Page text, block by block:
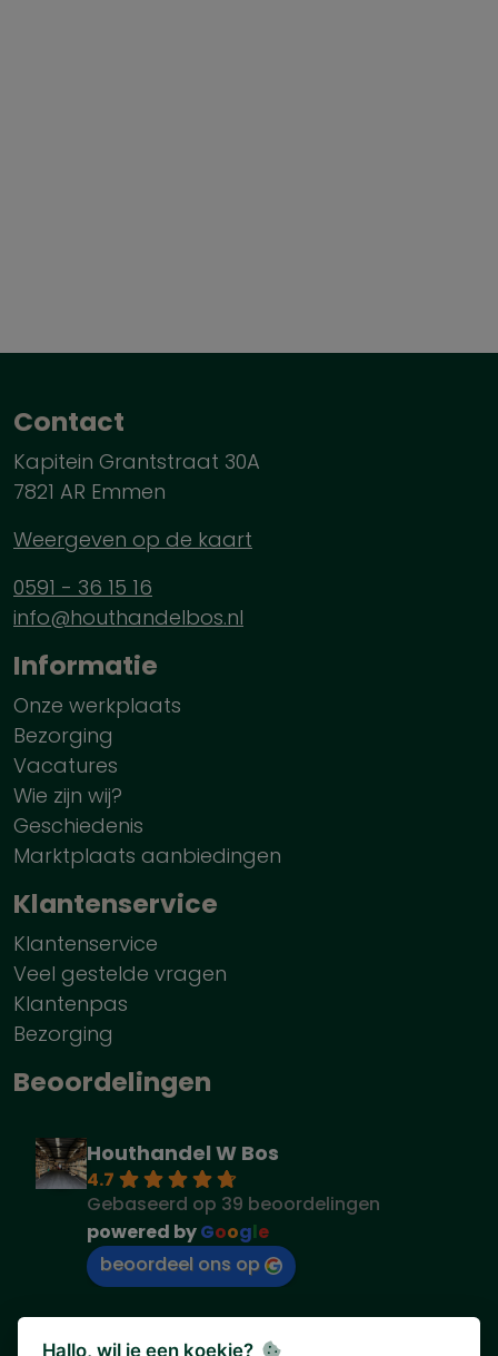
Contact
Kapitein Grantstraat 30A
7821 AR Emmen
Weergeven op de kaart
0591 - 36 15 16
info@houthandelbos.nl
Informatie
Onze werkplaats
Bezorging
Vacatures
Wie zijn wij?
Geschiedenis
Marktplaats aanbiedingen
Klantenservice
Klantenservice
Veel gestelde vragen
Klantenpas
Bezorging
Beoordelingen
Houthandel W Bos
4.7
Gebaseerd op 39 beoordelingen
powered byGoogle
beoordeel ons op
Hallo, wil je een koekje?